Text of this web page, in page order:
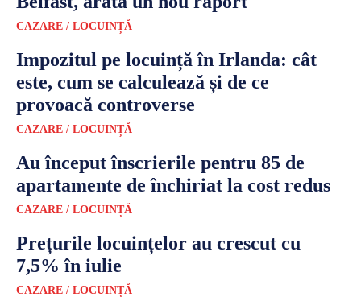
CAZARE / LOCUINȚĂ
Impozitul pe locuință în Irlanda: cât
este, cum se calculează și de ce
provoacă controverse
CAZARE / LOCUINȚĂ
Au început înscrierile pentru 85 de
apartamente de închiriat la cost redus
CAZARE / LOCUINȚĂ
Prețurile locuințelor au crescut cu
7,5% în iulie
CAZARE / LOCUINȚĂ